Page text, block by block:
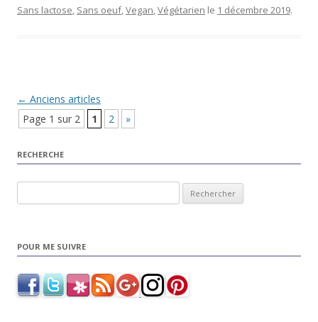
Sans lactose, Sans oeuf,Vegan,Végétarien le 1 décembre 2019.
Navigation Article
← Anciens articles
Page 1 sur 2
1 2 »
RECHERCHE
POUR ME SUIVRE